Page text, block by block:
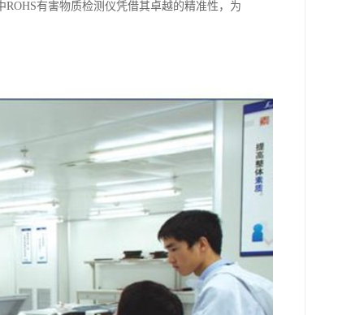
有害物质检测仪凭借其卓越的精准性，为